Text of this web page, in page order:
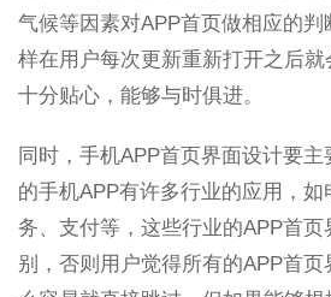
气候等因素对APP首页做相应的
样在用户每次更新重新打开之后
十分贴心，能够与时俱进。
同时，手机APP首页界面设计要
的手机APP有许多行业的应用，
务、支付等，这些行业的APP首页
别，否则用户觉得所有的APP首